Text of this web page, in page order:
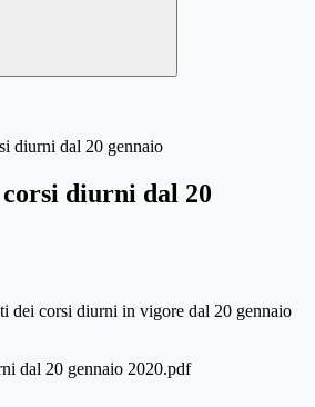
diurni dal 20 gennaio
diurni dal 20
dei corsi diurni in vigore dal 20 gennaio
dal 20 gennaio 2020.pdf